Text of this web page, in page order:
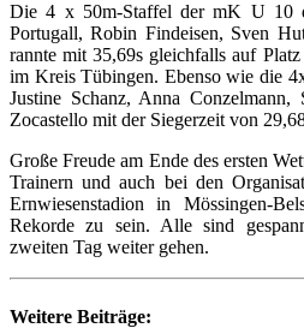
Die 4 x 50m-Staffel der mK U 10
Portugall, Robin Findeisen, Sven
rannte mit 35,69s gleichfalls auf
im Kreis Tübingen. Ebenso wie die
Justine Schanz, Anna
Zocastello mit der Siegerzeit von
Große Freude am Ende des ersten
Trainern und auch bei den
Ernwiesenstadion in Mössingen-
Rekorde zu sein. Alle sind
zweiten Tag weiter gehen.
Weitere Beiträge: